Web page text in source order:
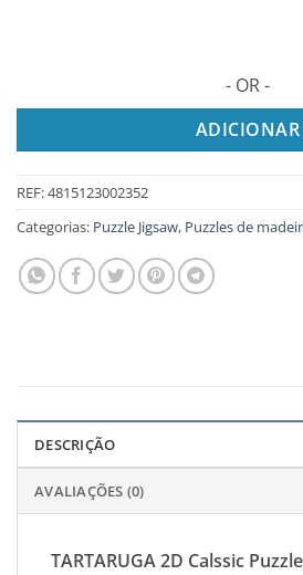
- OR -
ADICIONAR
REF:4815123002352
Categorias: Puzzle Jigsaw, Puzzles de
DESCRIÇÃO
AVALIAÇÕES (0)
TARTARUGA 2D Calssic